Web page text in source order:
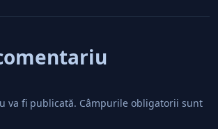
va fi publicată. Câmpurile obligatorii sunt